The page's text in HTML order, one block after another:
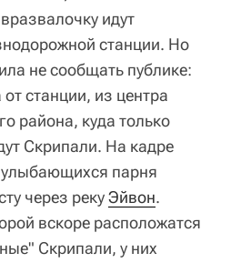
идут
станции. Но
не сообщать публике:
станции, из центра
района, куда только
Скрипали. На кадре
улыбающихся парня
через рекуЭйвон.
вскоре расположатся
Скрипали, у них